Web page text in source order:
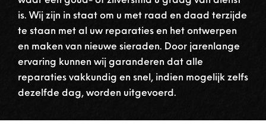
is. Wij zijn in staat om u met raad en daad terzijde
te staan met al uw reparaties en het ontwerpen
en maken van nieuwe sieraden. Door jarenlange
ervaring kunnen wij garanderen dat alle
reparaties vakkundig en snel, indien mogelijk zelfs
dezelfde dag, worden uitgevoerd.